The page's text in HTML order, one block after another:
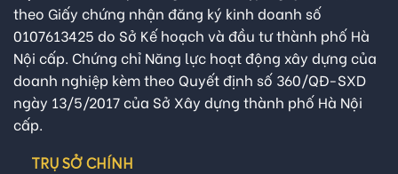
theo Giấy chứng nhận đăng ký kinh doanh số
0107613425 do Sở Kế hoạch và đầu tư thành phố Hà
Nội cấp. Chứng chỉ Năng lực hoạt động xây dựng của
doanh nghiệp kèm theo Quyết định số 360/QĐ-SXD
ngày 13/5/2017 của Sở Xây dựng thành phố Hà Nội
cấp.
TRỤ SỞ CHÍNH